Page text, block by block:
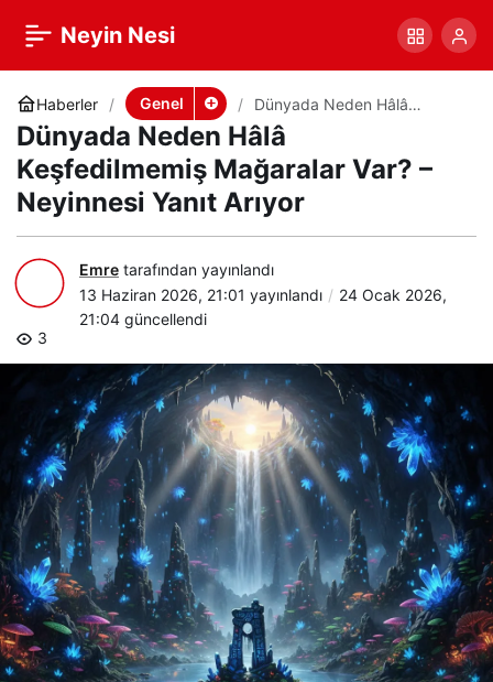
Neyin Nesi
Haberler Genel
Dünyada Neden Hâlâ
Keşfedilmemiş Mağaralar
Var? – Neyinnesi Yanıt Arıyor
Dünyada Neden Hâlâ
Keşfedilmemiş Mağaralar Var? –
Neyinnesi Yanıt Arıyor
Emre tarafından yayınlandı
13 Haziran 2026, 21:01 yayınlandı
24 Ocak 2026,
21:04 güncellendi
3
Dünyada Neden Hâlâ
Keşfedilmemiş Mağaralar
Var? – Neyinnesi Yanıt
Arıyor
Paylaş